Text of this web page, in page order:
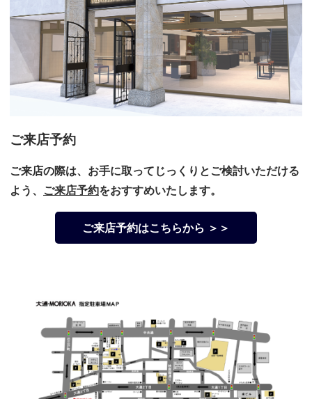
ご来店予約
ご来店の際は、お手に取ってじっくりとご検討いただける
よう、
ご来店予約をおすすめいたします。
ご来店予約はこちらから ＞＞